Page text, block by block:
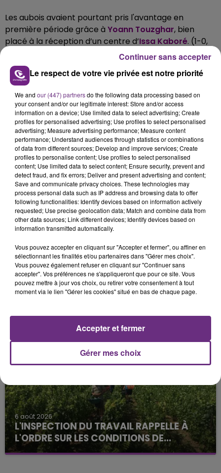
Les aubois avaient pourtant pris l'avantage en
première période grâce à Yoann Touzghar, bien
placé à la réception d’un centre d’Issa Kaboré. (1-0,
En fin de match les Héraultais parviennent à arracher
l'égalisation grâce à leur capitaineTéji Savanier. (1-1,
87ème)
Au classement de la Ligue 1 le Stade de Reims et
l'Estac occupent respectivement la11èmeet13ème
place.
FIL D'ACTU
6 août 2026
PROCHAINE JE VENDANGE EN...
La vendange en Champagne a débuté ce jeudi 6
6 août 2026
L'INSPECTION DU TRAVAIL RAPPELLE À
L'ORDRE SUR LES CONDITIONS DE...
Alors que les dates de début des vendange 2026
Le respect de votre vie privée est notre priorité
We and our (447) partnersdo the following data processing based on
your consent and/or our legitimate interest: Store and/or access
information on a device; Use limited data to select advertising; Create
profiles for personalised advertising; Use profiles to select personalised
advertising; Measure advertising performance; Measure content
performance; Understand audiences through statistics or combinations
of data from different sources; Develop and improve services; Create
profiles to personalise content; Use profiles to select personalised
content; Use limited data to select content; Ensure security, prevent and
detect fraud, and fix errors; Deliver and present advertising and content;
Save and communicate privacy choices. These technologies may
process personal data such as IP address and browsing data to offer
following functionalities: Identify devices based on information actively
requested; Use precise geolocation data; Match and combine data from
other data sources; Link different devices; Identify devices based on
information transmitted automatically.
Vous pouvez accepter en cliquant sur "Accepter et fermer", ou affiner en
sélectionnant les finalités et/ou partenaires dans "Gérer mes choix".
Vous pouvez également refuser en cliquant sur "Continuer sans
accepter". Vos préférences ne s'appliqueront que pour ce site. Vous
pouvez mettre à jour vos choix, ou retirer votre consentement à tout
moment via le lien "Gérer les cookies" situé en bas de chaque page.
Gérer mes choix
Accepter et fermer
Continuer sans accepter